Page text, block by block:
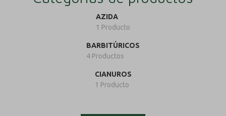
AZIDA
1 Producto
BARBITÚRICOS
4 Productos
CIANUROS
1 Producto